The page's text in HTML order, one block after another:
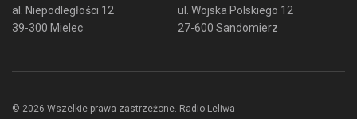
al. Niepodległości 12
39-300 Mielec
ul. Wojska Polskiego 12
27-600 Sandomierz
© 2026 Wszelkie prawa zastrzeżone. Radio Leliwa